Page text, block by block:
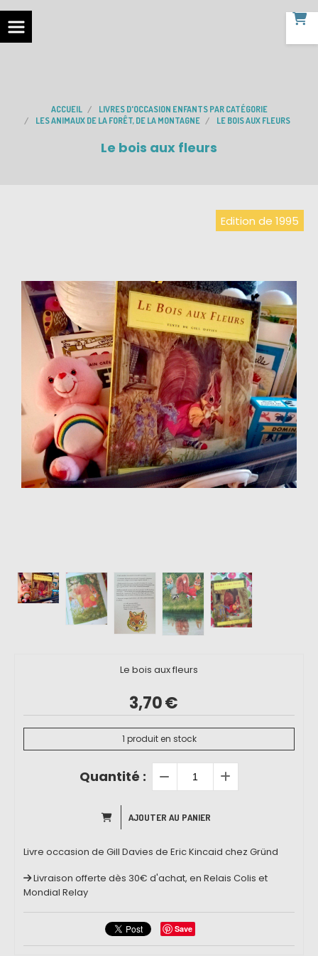
ACCUEIL
LIVRES D'OCCASION ENFANTS PAR CATÉGORIE
LES ANIMAUX DE LA FORÊT, DE LA MONTAGNE
LE BOIS AUX FLEURS
Le bois aux fleurs
Edition de 1995
Le bois aux fleurs
3,70€
1 produit en stock
Quantité :
AJOUTER AU PANIER
Livre occasion de Gill Davies de Eric Kincaid chez Gründ
Livraison offerte dès 30€ d'achat, en Relais Colis et
Mondial Relay
Save